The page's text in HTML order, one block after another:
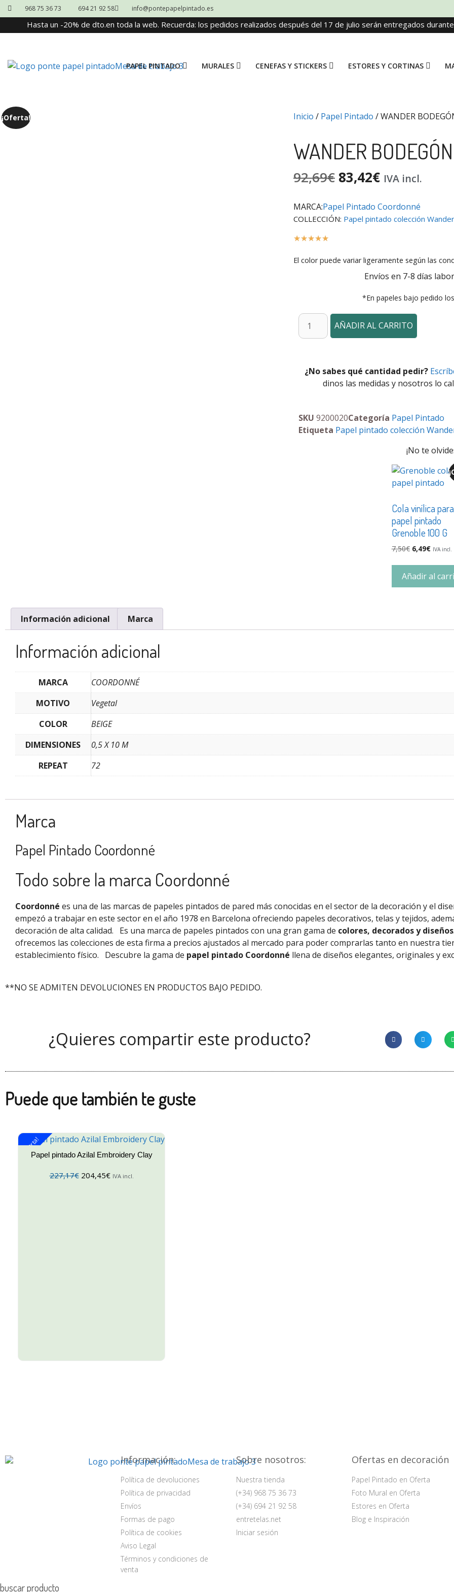
968 75 36 73 694 21 92 58 info@pontepapelpintado.es
Hasta un -20% de dto.en toda la web. Recuerda: los pedidos realizados después del 17 de julio serán entregados
PAPEL PINTADO MURALES CENEFAS Y STICKERS ESTORES Y CORTINAS
¡Oferta! Inicio / Papel Pintado / WANDER
WANDER
92,69€ 83,42€ IVA incl.
MARCA:Papel Pintado Coordonné
COLLECCIÓN: Papel pintado colección Wander
☆☆☆☆☆
El color puede variar ligeramente según las
Envíos en 7-8 días
*En papeles bajo pedido
AÑADIR AL CARRITO
¿No sabes qué cantidad pedir?
dinos las medidas y nosotros lo
SKU 9200020Categoría Papel Pintado
Etiqueta Papel pintado colección
¡No te
Cola vinílica para
papel pintado
Grenoble 100 G
7,50€ 6,49€ IVA incl.
Añadir al
Información adicional Marca
Información adicional
MARCA
COORDONNÉ
MOTIVO
Vegetal
COLOR
BEIGE
DIMENSIONES
0,5 X 10 M
REPEAT
72
Marca
Papel Pintado Coordonné
Todo sobre la marca Coordonné
Coordonné es una de las marcas de papeles pintados de pared más conocidas en el sector de la decoración y el
empezó a trabajar en este sector en el año 1978 en Barcelona ofreciendo papeles decorativos, telas y tejidos,
decoración de alta calidad.
Es una marca de papeles pintados con una gran gama de colores, decorados y diseños
ofrecemos las colecciones de esta firma a precios ajustados al mercado para poder comprarlas tanto en nuestra
establecimiento físico.
Descubre la gama de papel pintado Coordonné llena de diseños elegantes, originales y
**NO SE ADMITEN DEVOLUCIONES EN PRODUCTOS BAJO PEDIDO.
¿Quieres compartir este producto?
Puede que también te guste
¡Oferta!Papel pintado Azilal Embroidery Clay
227,17€ 204,45€ IVA incl.
Información:
Política de devoluciones
Política de privacidad
Envíos
Formas de pago
Política de cookies
Aviso Legal
Términos y condiciones de
venta
Sobre nosotros:
Nuestra tienda
(+34) 968 75 36 73
(+34) 694 21 92 58
entretelas.net
Iniciar sesión
Ofertas en decoración
Papel Pintado en Oferta
Foto Mural en Oferta
Estores en Oferta
Blog e Inspiración
buscar producto